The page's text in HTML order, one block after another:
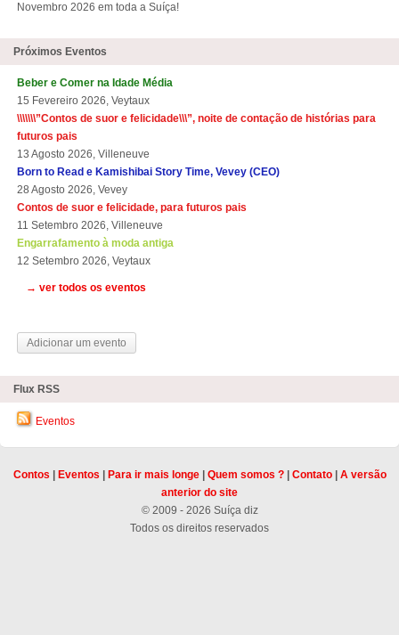
Novembro 2026 em toda a Suíça!
Próximos Eventos
Beber e Comer na Idade Média
15 Fevereiro 2026, Veytaux
\\\\\\\”Contos de suor e felicidade\\\”, noite de contação de histórias para
futuros pais
13 Agosto 2026, Villeneuve
Born to Read e Kamishibai Story Time, Vevey (CEO)
28 Agosto 2026, Vevey
Contos de suor e felicidade, para futuros pais
11 Setembro 2026, Villeneuve
Engarrafamento à moda antiga
12 Setembro 2026, Veytaux
→ ver todos os eventos
Adicionar um evento
Flux RSS
Eventos
Contos Eventos Para ir mais longe| Quem somos ?| Contato| A versão
anterior do site
© 2009 - 2026 Suíça diz
Todos os direitos reservados